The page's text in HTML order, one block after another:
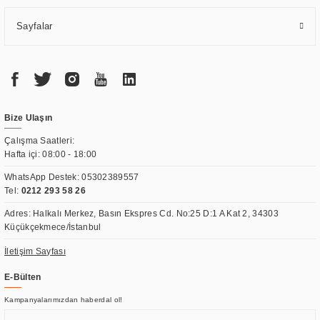
Sayfalar
Bize Ulaşın
Çalışma Saatleri:
Hafta içi: 08:00 - 18:00
WhatsApp Destek:05302389557
Tel: 0212 293 58 26
Adres: Halkalı Merkez, Basın Ekspres Cd. No:25 D:1 A Kat 2, 34303
Küçükçekmece/İstanbul
İletişim Sayfası
E-Bülten
Kampanyalarımızdan haberdal ol!